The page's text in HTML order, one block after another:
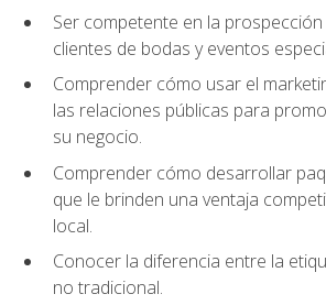
Ser competente en la
clientes de bodas y eventos
Comprender cómo usar el
las relaciones públicas para
su negocio.
Comprender cómo desarrollar
que le brinden una ventaja
local.
Conocer la diferencia entre la
no tradicional.